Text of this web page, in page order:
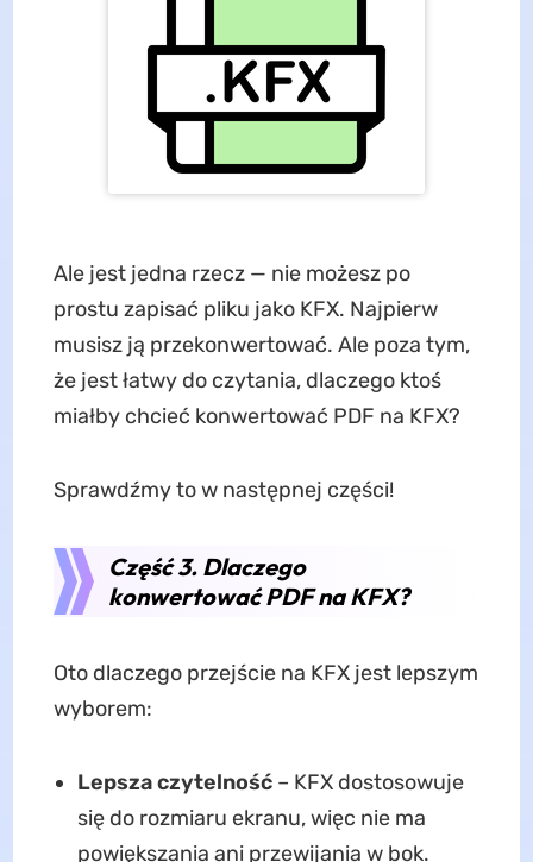
Ale jest jedna rzecz — nie możesz po
prostu zapisać pliku jako KFX. Najpierw
musisz ją przekonwertować. Ale poza tym,
że jest łatwy do czytania, dlaczego ktoś
miałby chcieć konwertować PDF na KFX?
Sprawdźmy to w następnej części!
Część 3. Dlaczego
konwertować PDF na KFX?
Oto dlaczego przejście na KFX jest lepszym
wyborem:
Lepsza czytelność– KFX dostosowuje
się do rozmiaru ekranu, więc nie ma
powiększania ani przewijania w bok.